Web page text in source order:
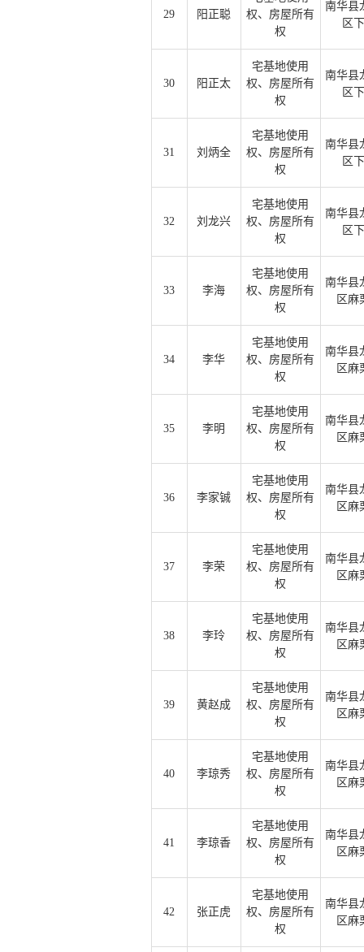
29 阳正聪
权、房屋所有
权
南华县
区
30 阳正太
宅基地使用
权、房屋所有
权
南华县
区
31 刘炳全
宅基地使用
权、房屋所有
权
南华县
区
32 刘龙兴
宅基地使用
权、房屋所有
权
南华县
区
33 李海
宅基地使用
权、房屋所有
权
南华县
区麻
34 李华
宅基地使用
权、房屋所有
权
南华县
区麻
35 李明
宅基地使用
权、房屋所有
权
南华县
区麻
36 李家铖
宅基地使用
权、房屋所有
权
南华县
区麻
37 李荣
宅基地使用
权、房屋所有
权
南华县
区麻
38 李玲
宅基地使用
权、房屋所有
权
南华县
区麻
39 黄赵成
宅基地使用
权、房屋所有
权
南华县
区麻
40 李琼秀
宅基地使用
权、房屋所有
权
南华县
区麻
41 李琼香
宅基地使用
权、房屋所有
权
南华县
区麻
42 张正虎
宅基地使用
权、房屋所有
权
南华县
区麻